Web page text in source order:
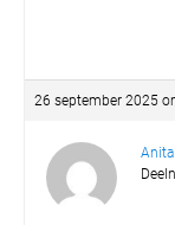
26 september 2025
Anita